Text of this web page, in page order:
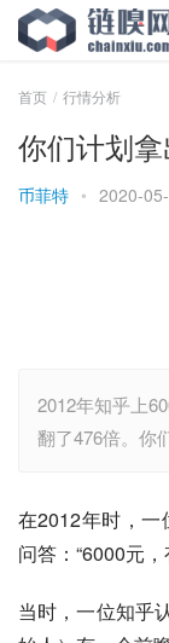
首页 行情分析
你们计划
币菲特 • 2020-
2012年知乎上
翻了476倍。你
在2012年时，一
问答：“6000元
当时，一位知乎